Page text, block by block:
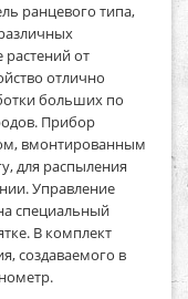
ранцевого типа,
от
отлично
больших по
Прибор
вмонтированным
для распыления
Управление
специальный
В комплект
создаваемого в